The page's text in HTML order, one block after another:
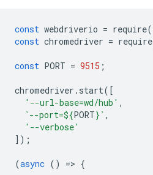
const webdriverio = require(
const chromedriver = require
const PORT = 9515 ;
chromedriver . start([
'--url-base=wd/hub' ,
`--port=${PORT} ` ,
'--verbose'
]);
(async () => {